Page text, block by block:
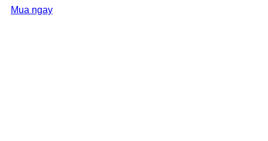
Mua ngay